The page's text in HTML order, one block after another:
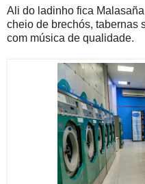
Ali do ladinho fica
cheio de brechós, tabernas
com música de qualidade.